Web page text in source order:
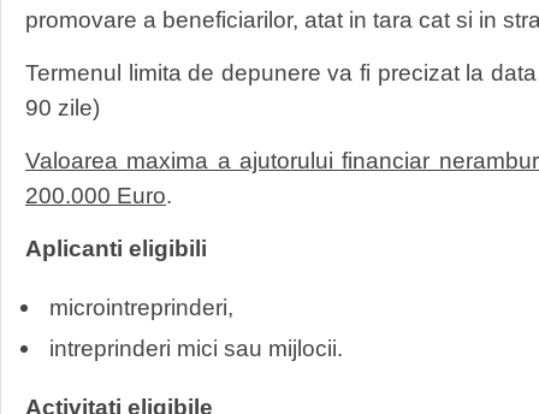
promovare a beneficiarilor, atat in tara cat si in
Termenul limita de depunere va fi precizat la
90 zile)
Valoarea maxima a ajutorului financiar
200.000 Euro.
Aplicanti eligibili
microintreprinderi,
intreprinderi mici sau mijlocii.
Activitati eligibile